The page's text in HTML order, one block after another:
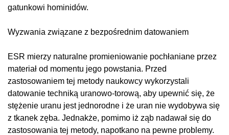
gatunkowi hominidów.
Wyzwania związane z bezpośrednim datowaniem
ESR mierzy naturalne promieniowanie pochłaniane przez
materiał od momentu jego powstania. Przed
zastosowaniem tej metody naukowcy wykorzystali
datowanie techniką uranowo-torową, aby upewnić się, że
stężenie uranu jest jednorodne i że uran nie wydobywa się
z tkanek zęba. Jednakże, pomimo iż ząb nadawał się do
zastosowania tej metody, napotkano na pewne problemy.